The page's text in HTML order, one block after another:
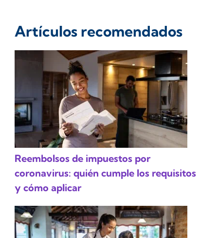
Artículos recomendados
Reembolsos de impuestos por
coronavirus: quién cumple los requisitos
y cómo aplicar